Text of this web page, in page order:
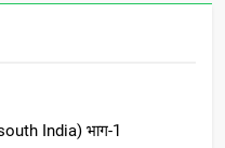
India) भाग-1